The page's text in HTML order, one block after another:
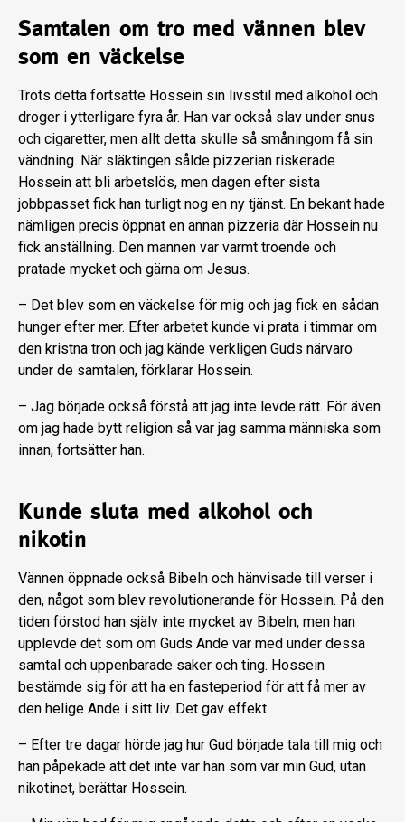
Samtalen om tro med vännen blev
som en väckelse
Trots detta fortsatte Hossein sin livsstil med alkohol och
droger i ytterligare fyra år. Han var också slav under snus
och cigaretter, men allt detta skulle så småningom få sin
vändning. När släktingen sålde pizzerian riskerade
Hossein att bli arbetslös, men dagen efter sista
jobbpasset fick han turligt nog en ny tjänst. En bekant hade
nämligen precis öppnat en annan pizzeria där Hossein nu
fick anställning. Den mannen var varmt troende och
pratade mycket och gärna om Jesus.
– Det blev som en väckelse för mig och jag fick en sådan
hunger efter mer. Efter arbetet kunde vi prata i timmar om
den kristna tron och jag kände verkligen Guds närvaro
under de samtalen, förklarar Hossein.
– Jag började också förstå att jag inte levde rätt. För även
om jag hade bytt religion så var jag samma människa som
innan, fortsätter han.
Kunde sluta med alkohol och
nikotin
Vännen öppnade också Bibeln och hänvisade till verser i
den, något som blev revolutionerande för Hossein. På den
tiden förstod han själv inte mycket av Bibeln, men han
upplevde det som om Guds Ande var med under dessa
samtal och uppenbarade saker och ting. Hossein
bestämde sig för att ha en fasteperiod för att få mer av
den helige Ande i sitt liv. Det gav effekt.
– Efter tre dagar hörde jag hur Gud började tala till mig och
han påpekade att det inte var han som var min Gud, utan
nikotinet, berättar Hossein.